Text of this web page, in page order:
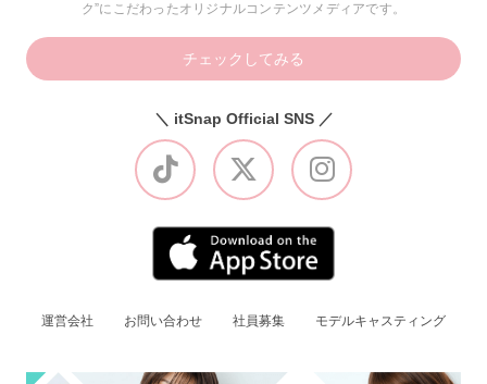
ク”にこだわったオリジナルコンテンツメディアです。
チェックしてみる
＼ itSnap Official SNS ／
運営会社 お問い合わせ 社員募集 モデルキャスティング